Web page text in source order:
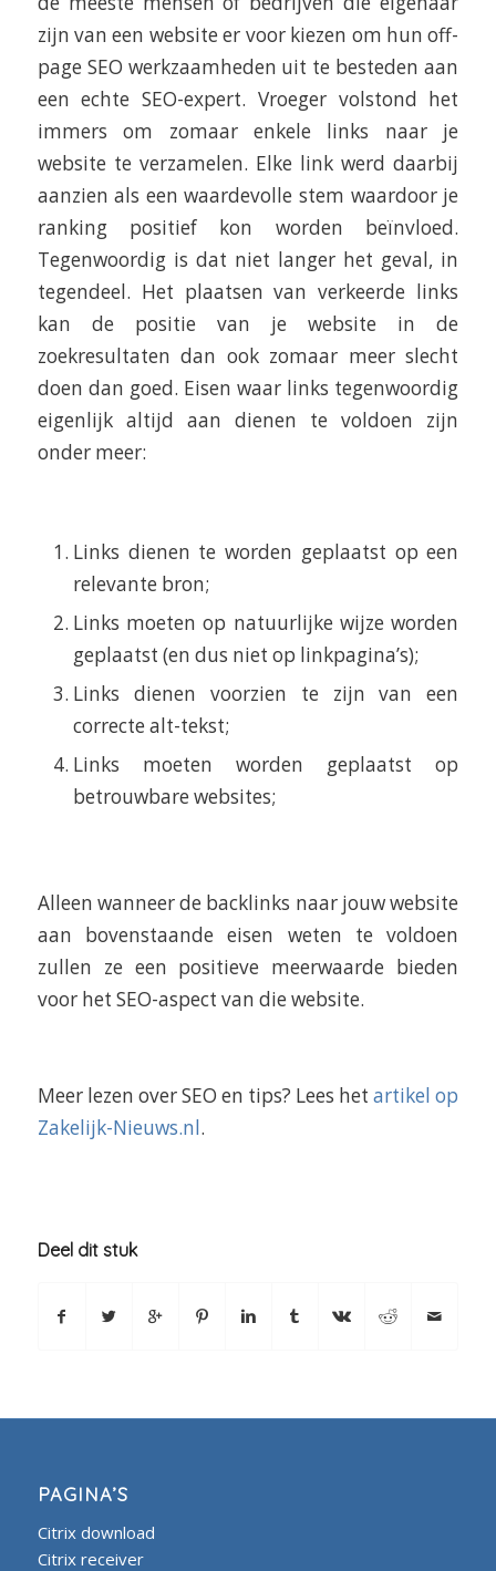
zijn van een website er voor kiezen om hun off-
page SEO werkzaamheden uit te besteden aan
een echte SEO-expert. Vroeger volstond het
immers om zomaar enkele links naar je
website te verzamelen. Elke link werd daarbij
aanzien als een waardevolle stem waardoor je
ranking positief kon worden beïnvloed.
Tegenwoordig is dat niet langer het geval, in
tegendeel. Het plaatsen van verkeerde links
kan de positie van je website in de
zoekresultaten dan ook zomaar meer slecht
doen dan goed. Eisen waar links tegenwoordig
eigenlijk altijd aan dienen te voldoen zijn
onder meer:
Links dienen te worden geplaatst op een
relevante bron;
Links moeten op natuurlijke wijze worden
geplaatst (en dus niet op linkpagina’s);
Links dienen voorzien te zijn van een
correcte alt-tekst;
Links moeten worden geplaatst op
betrouwbare websites;
Alleen wanneer de backlinks naar jouw website
aan bovenstaande eisen weten te voldoen
zullen ze een positieve meerwaarde bieden
voor het SEO-aspect van die website.
Meer lezen over SEO en tips? Lees hetartikel op
Zakelijk-Nieuws.nl.
Deel dit stuk
PAGINA’S
Citrix download
Citrix receiver